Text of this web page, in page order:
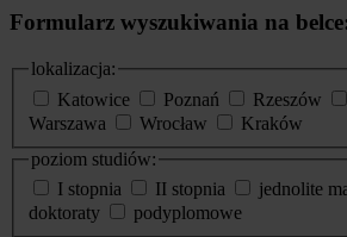
Formularz wyszukiwania na
lokalizacja:
Katowice
Poznań Rzeszów
Warszawa
Wrocław
Kraków
poziom studiów:
I stopnia
II stopnia
jednolite
doktoraty
podyplomowe